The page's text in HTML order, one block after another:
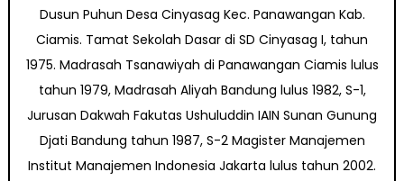
Dusun Puhun Desa Cinyasag Kec. Panawangan Kab.
Ciamis. Tamat Sekolah Dasar di SD Cinyasag I, tahun
1975. Madrasah Tsanawiyah di Panawangan Ciamis lulus
tahun 1979, Madrasah Aliyah Bandung lulus 1982, S-1,
Jurusan Dakwah Fakutas Ushuluddin IAIN Sunan Gunung
Djati Bandung tahun 1987, S-2 Magister Manajemen
Institut Manajemen Indonesia Jakarta lulus tahun 2002.